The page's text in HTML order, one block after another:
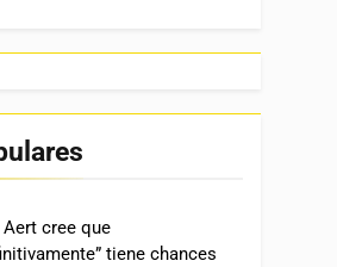
Aert cree que
tiene chances